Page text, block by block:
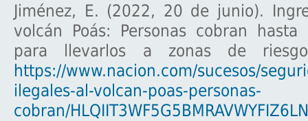
Jiménez, E. (2022, 20 de junio).
volcán Poás: Personas cobran
para llevarlos a zonas de
https://www.nacion.com/sucesos/
ilegales-al-volcan-poas-personas-
cobran/